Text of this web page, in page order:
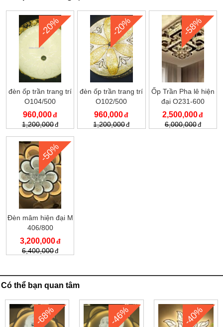
-20%
đèn ốp trần trang trí
O104/500
960,000
1,200,000
-20%
đèn ốp trần trang trí
O102/500
960,000
1,200,000
-58%
Ốp Trần Pha lê hiện
đại O231-600
2,500,000
6,000,000
-50%
Đèn mâm hiện đại M
406/800
3,200,000
6,400,000
Có thể bạn quan tâm
-68% -46% -40%